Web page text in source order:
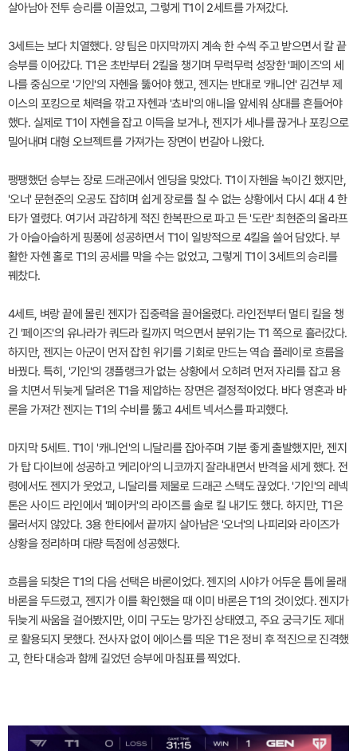
살아남아 전투 승리를 이끌었고, 그렇게 T1이 2세트를 가져갔다.
3세트는 보다 치열했다. 양 팀은 마지막까지 계속 한 수씩 주고 받으면서 칼 끝
승부를 이어갔다. T1은 초반부터 2킬을 챙기며 무럭무럭 성장한 '페이즈'의 세
나를 중심으로 '기인'의 자헨을 뚫어야 했고, 젠지는 반대로 '캐니언' 김건부 제
이스의 포킹으로 체력을 깎고 자헨과 '쵸비'의 애니을 앞세워 상대를 흔들어야
했다. 실제로 T1이 자헨을 잡고 이득을 보거나, 젠지가 세나를 끊거나 포킹으로
밀어내며 대형 오브젝트를 가져가는 장면이 번갈아 나왔다.
팽팽했던 승부는 장로 드래곤에서 엔딩을 맞았다. T1이 자헨을 녹이긴 했지만,
'오너' 문현준의 오공도 잡히며 쉽게 장로를 칠 수 없는 상황에서 다시 4대 4 한
타가 열렸다. 여기서 과감하게 적진 한복판으로 파고 든 '도란' 최현준의 올라프
가 아슬아슬하게 핑퐁에 성공하면서 T1이 일방적으로 4킬을 쓸어 담았다. 부
활한 자헨 홀로 T1의 공세를 막을 수는 없었고, 그렇게 T1이 3세트의 승리를
꿰찼다.
4세트, 벼랑 끝에 몰린 젠지가 집중력을 끌어올렸다. 라인전부터 멀티 킬을 챙
긴 '페이즈'의 유나라가 쿼드라 킬까지 먹으면서 분위기는 T1 쪽으로 흘러갔다.
하지만, 젠지는 아군이 먼저 잡힌 위기를 기회로 만드는 역습 플레이로 흐름을
바꿨다. 특히, '기인'의 갱플랭크가 없는 상황에서 오히려 먼저 자리를 잡고 용
을 치면서 뒤늦게 달려온 T1을 제압하는 장면은 결정적이었다. 바다 영혼과 바
론을 가져간 젠지는 T1의 수비를 뚫고 4세트 넥서스를 파괴했다.
마지막 5세트. T1이 '캐니언'의 니달리를 잡아주며 기분 좋게 출발했지만, 젠지
가 탑 다이브에 성공하고 '케리아'의 니코까지 잘라내면서 반격을 세게 했다. 전
령에서도 젠지가 웃었고, 니달리를 제물로 드래곤 스택도 끊었다. '기인'의 레넥
톤은 사이드 라인에서 '페이커'의 라이즈를 솔로 킬 내기도 했다. 하지만, T1은
물러서지 않았다. 3용 한타에서 끝까지 살아남은 '오너'의 나피리와 라이즈가
상황을 정리하며 대량 득점에 성공했다.
흐름을 되찾은 T1의 다음 선택은 바론이었다. 젠지의 시야가 어두운 틈에 몰래
바론을 두드렸고, 젠지가 이를 확인했을 때 이미 바론은 T1의 것이었다. 젠지가
뒤늦게 싸움을 걸어봤지만, 이미 구도는 망가진 상태였고, 주요 궁극기도 제대
로 활용되지 못했다. 전사자 없이 에이스를 띄운 T1은 정비 후 적진으로 진격했
고, 한타 대승과 함께 길었던 승부에 마침표를 찍었다.